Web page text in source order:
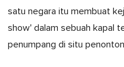
satu negara itu membuat
show' dalam sebuah kapal
penumpang di situ